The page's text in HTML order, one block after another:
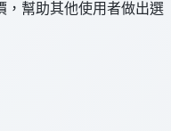
，幫助其他使用者做出選